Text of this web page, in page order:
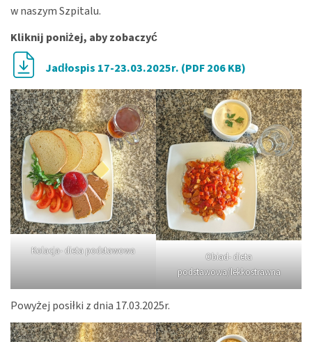
w naszym Szpitalu.
Kliknij poniżej, aby zobaczyć
Jadłospis 17-23.03.2025r. (PDF 206 KB)
Kolacja- dieta podstawowa
Obiad- dieta
podstawowa/lekkostrawna
Powyżej posiłki z dnia 17.03.2025r.